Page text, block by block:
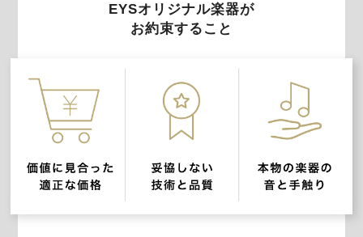
EYSオリジナル楽器が
お約束すること